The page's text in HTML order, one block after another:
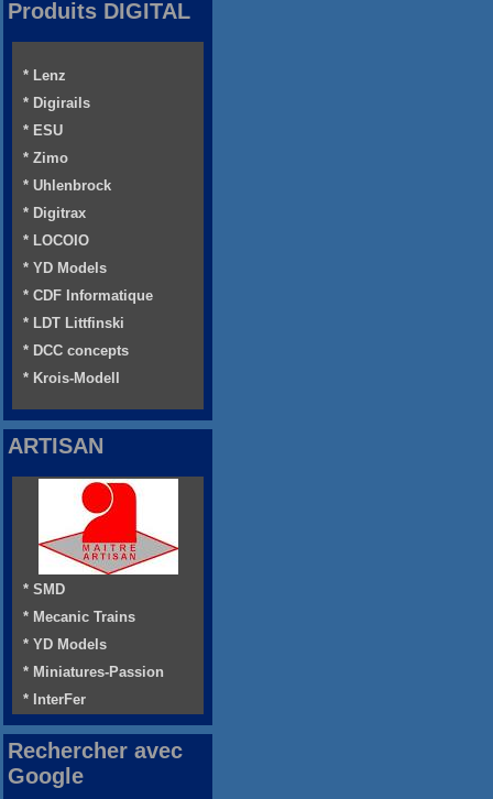
Produits DIGITAL
* Lenz
* Digirails
* ESU
* Zimo
* Uhlenbrock
* Digitrax
* LOCOIO
* YD Models
* CDF Informatique
* LDT Littfinski
* DCC concepts
* Krois-Modell
ARTISAN
* SMD
* Mecanic Trains
* YD Models
* Miniatures-Passion
* InterFer
Rechercher avec
Google